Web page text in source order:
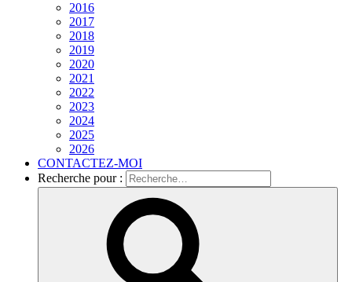
2016
2017
2018
2019
2020
2021
2022
2023
2024
2025
2026
CONTACTEZ-MOI
Recherche pour :